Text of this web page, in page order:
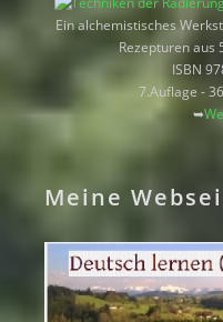
Ein alchemistisches
Rezepturen aus
ISBN
7.Auflage -
➥
Meine